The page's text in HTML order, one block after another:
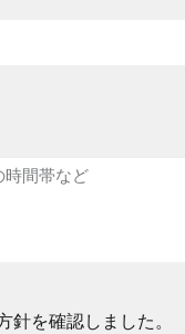
針を確認しました。